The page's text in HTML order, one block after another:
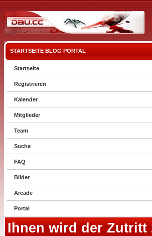
STARTSEITE BLOG PORTAL
Startseite
Registrieren
Kalender
Mitglieder
Team
Suche
FAQ
Bilder
Arcade
Portal
Ihnen wird der Zutritt